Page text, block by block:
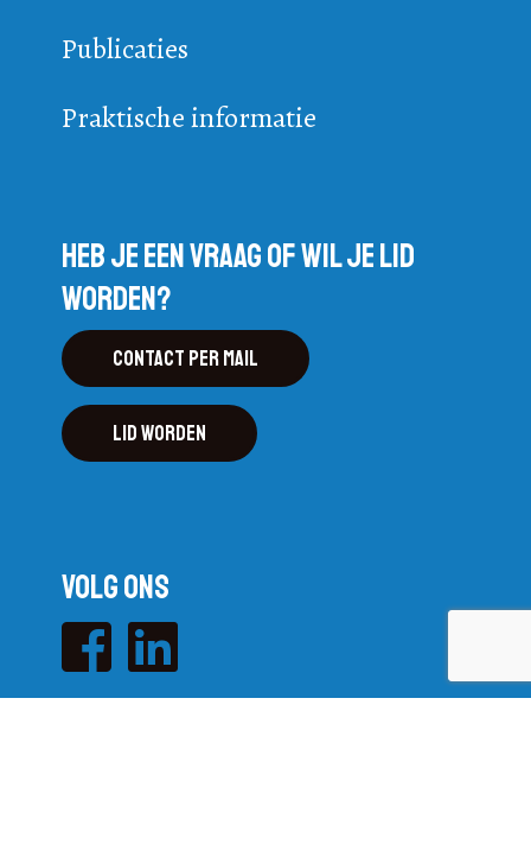
Publicaties
Praktische informatie
Heb je een vraag of wil je lid
worden?
Contact per mail
Lid worden
Volg ons